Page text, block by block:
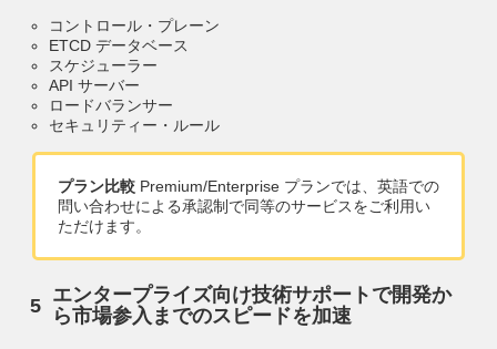
コントロール・プレーン
ETCD データベース
スケジューラー
API サーバー
ロードバランサー
セキュリティー・ルール
プラン比較 Premium/Enterprise プランでは、英語での
問い合わせによる承認制で同等のサービスをご利用い
ただけます。
エンタープライズ向け技術サポートで開発か
ら市場参入までのスピードを加速